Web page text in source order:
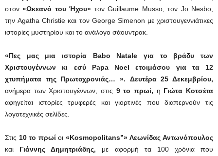
στον«Ωκεανό του Ήχου» τον Guillaume Musso, τον Jo Nesbo,
την Agatha Christie και τον George Simenon με χριστουγεννιάτικες
ιστορίες μυστηρίου και το ανάλογο σάουντρακ.
«Πες μας μια ιστορία Babo Natale για το βράδυ των
Χριστουγέννων κι εσύ Papa Noel ετοιμάσου για τα 12
χτυπήματα της Πρωτοχρονιάς… ».
Δευτέρα 25 Δεκεμβρίου,
ανήμερα των Χριστουγέννων, στις 9 το πρωί, η Γιώτα Κοτσέτα
αφηγείται ιστορίες τρυφερές και γιορτινές που διαπερνούν τις
λογοτεχνικές σελίδες.
Στις 10 το πρωίοι «Kosmopolitans”» Λεωνίδας Αντωνόπουλος
και Γιάννης Δημητριάδης, με αφορμή τα 100 χρόνια που